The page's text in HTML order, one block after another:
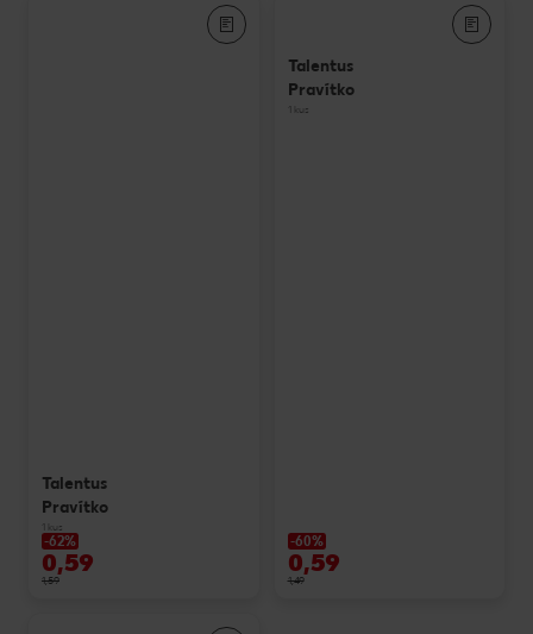
Talentus
Pravítko
1 kus
-62%
0,59
1,59
Talentus
Pravítko
1 kus
-60%
0,59
1,49